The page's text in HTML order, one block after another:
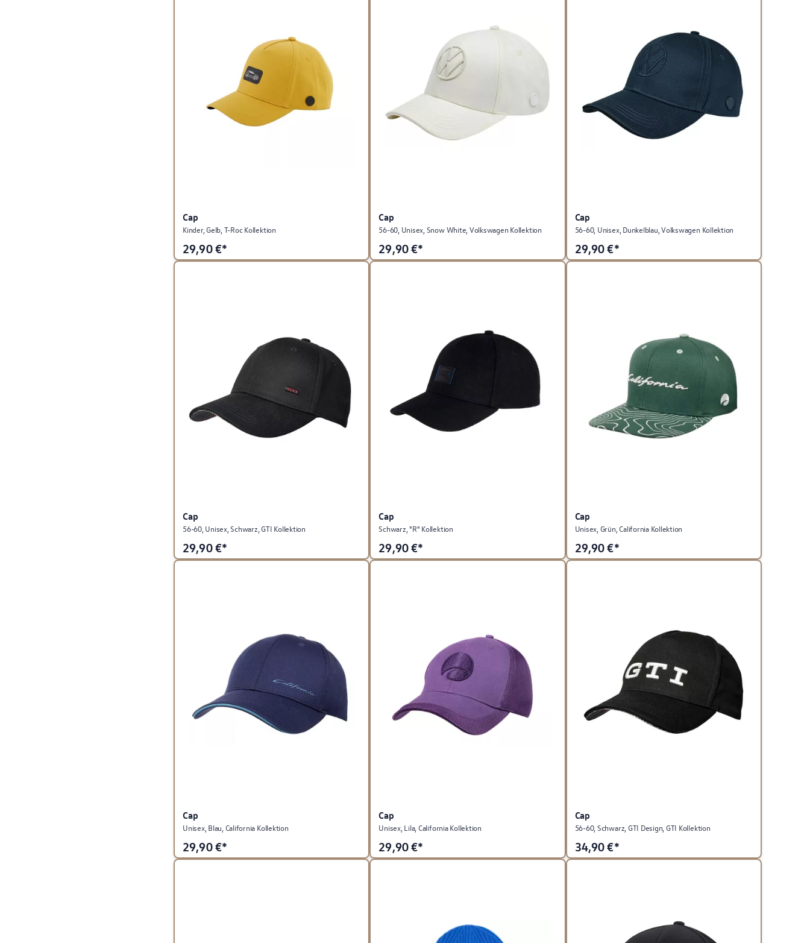
Cap
Kinder, Gelb, T-Roc Kollektion
29,90€*
Cap
56-60, Unisex, Snow White, Volkswagen Kollektion
29,90€*
Cap
56-60, Unisex, Dunkelblau, Volkswagen Kollektion
29,90€*
Cap
56-60, Unisex, Schwarz, GTI Kollektion
29,90€*
Cap
Schwarz, "R" Kollektion
29,90€*
Cap
Unisex, Grün, California Kollektion
29,90€*
Cap
Unisex, Blau, California Kollektion
29,90€*
Cap
Unisex, Lila, California Kollektion
29,90€*
Cap
56-60, Schwarz, GTI Design, GTI Kollektion
34,90€*